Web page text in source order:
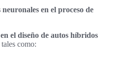
en el proceso de
el diseño de autos híbridos
como: